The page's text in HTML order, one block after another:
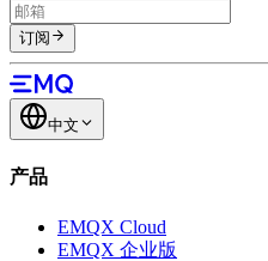
订阅
中文
产品
EMQX Cloud
EMQX 企业版